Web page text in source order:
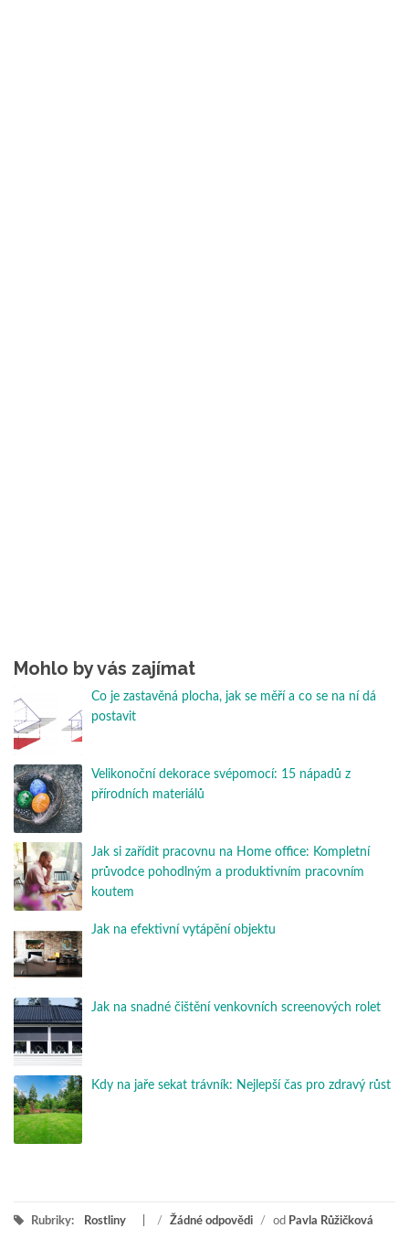
Mohlo by vás zajímat
Co je zastavěná plocha, jak se měří a co se na ní dá
postavit
Velikonoční dekorace svépomocí: 15 nápadů z
přírodních materiálů
Jak si zařídit pracovnu na Home office: Kompletní
průvodce pohodlným a produktivním pracovním
koutem
Jak na efektivní vytápění objektu
Jak na snadné čištění venkovních screenových rolet
Kdy na jaře sekat trávník: Nejlepší čas pro zdravý růst
Rubriky: Rostliny / Žádné odpovědi / od Pavla Růžičková